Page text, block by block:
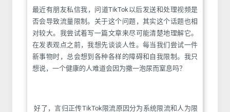
最近有朋友私信我，问道TikTok以后发送和处理视频是
否会导致流量限制。关于这个问题，其实这个话题也相
对较大。我尝试着写一篇文章来尽可能清楚地理解它。
在发表观点之前，我想先谈谈人性。每当我们尝试一件
新事物时，总会想到各种各样的障碍和自我限制。我只
想说，一个健康的人难道会因为撒一泡尿而窒息吗？
好了，言归正传TikTok限流原因分为系统限流和人为限